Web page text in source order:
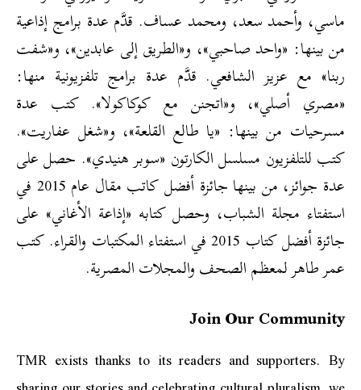
ماسي، وأحمد سعد، ومحمد عساف. قدَّم عدة برامج إذاعية
من بينها: «واحد صاحبي»، و«الطريق إلى عابدين»، و«شفت
ربنا» مع عزيز الشافعي. قدَّم عدة برامج تلفزيونية منها:
«مصري أصلي»، و«اتجنن مع كوكاكولا». كتب عدة
مسرحيات من بينها: «يا طالع القلعة»، و«شغل عفاريت».
كتب للتلفزيون مسلسل الكارتون «سوبر هنيدي». حصل على
عدة جوائز، من بينها جائزة أفضل كاتب مقال عام 2015 في
استفتاء مجلة الشباب، وحصل كتابه «إذاعة الأغاني» على
جائزة أفضل كتاب 2015 في استفتاء المكتبات والقراء. كتب
عمر طاهر لمعظم الصحف والمجلات المصرية.
Join Our Community
TMR exists thanks to its readers and supporters. By